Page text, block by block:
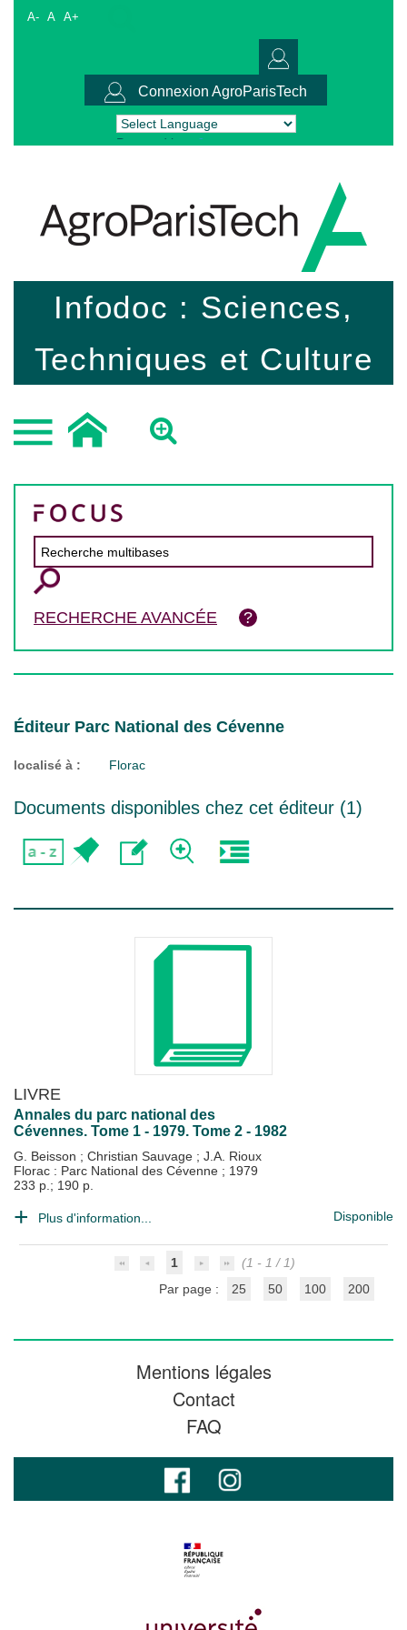
A- A A+
Connexion AgroParisTech
Powered by Translate
Infodoc : Sciences,
Techniques et Culture
RECHERCHE AVANCÉE
Éditeur Parc National des Cévenne
localisé à : Florac
Documents disponibles chez cet éditeur (1)
LIVRE
Annales du parc national des
Cévennes. Tome 1 - 1979. Tome 2 - 1982
G. Beisson ; Christian Sauvage ; J.A. Rioux
Florac : Parc National des Cévenne ; 1979
233 p.; 190 p.
Plus d'information... Disponible
1
(1 - 1 / 1)
Par page :
25 50 100 200
Mentions légales
Contact
FAQ